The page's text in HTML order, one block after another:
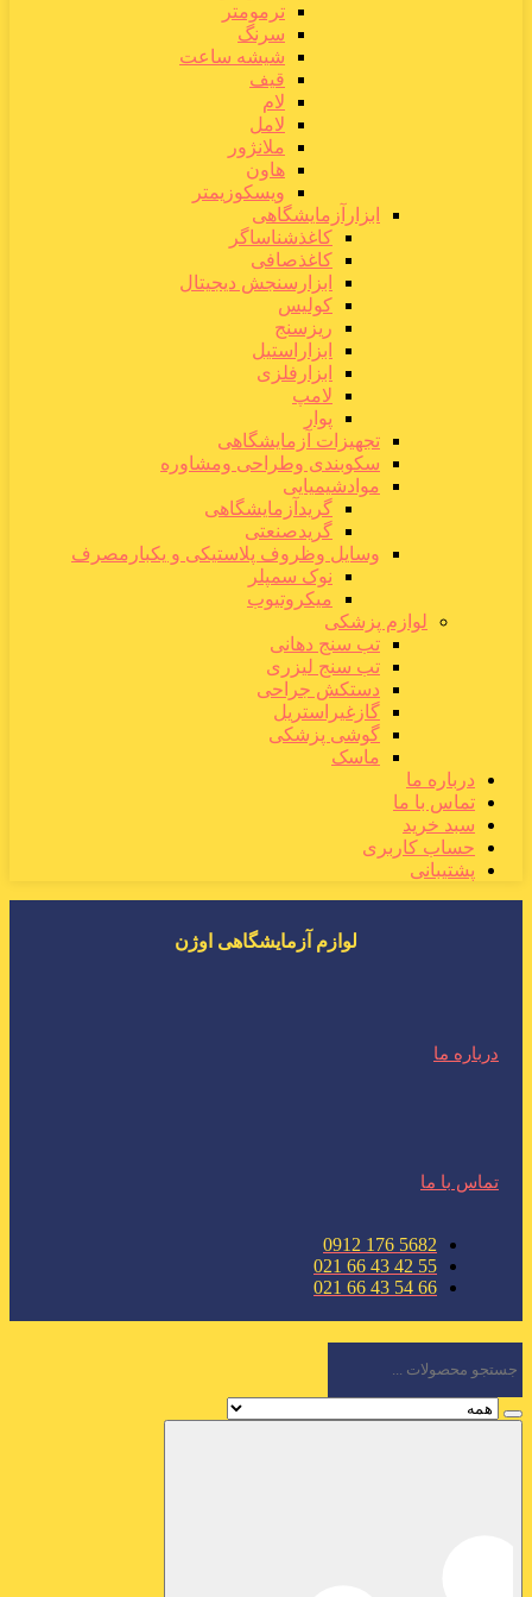
ترمومتر
سرنگ
شیشه ساعت
قیف
لام
لامل
ملانژور
هاون
ویسکوزیمتر
ابزارآزمایشگاهی
کاغذشناساگر
کاغذصافی
ابزارسنجش دیجیتال
کولیس
ریزسنج
ابزاراستیل
ابزارفلزی
لامپ
پوار
تجهیزات آزمایشگاهی
سکوبندی وطراحی ومشاوره
موادشیمیایی
گریدآزمایشگاهی
گریدصنعتی
وسایل وظروف پلاستیکی و یکبارمصرف
نوک سمپلر
میکروتیوب
لوازم پزشکی
تب سنج دهانی
تب سنج لیزری
دستکش جراحی
گازغیراستریل
گوشی پزشکی
ماسک
درباره ما
تماس با ما
سبد خرید
حساب کاربری
پشتیبانی
لوازم آزمایشگاهی اوژن
درباره ما
تماس با ما
5682 176 0912
55 42 43 66 021
66 54 43 66 021